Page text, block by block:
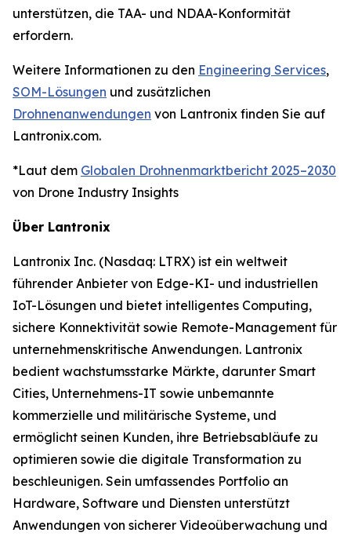
unterstützen, die TAA- und NDAA-Konformität
erfordern.
Weitere Informationen zu den Engineering Services,
SOM-Lösungen und zusätzlichen
Drohnenanwendungen von Lantronix finden Sie auf
Lantronix.com.
*Laut dem Globalen Drohnenmarktbericht 2025–2030
von Drone Industry Insights
Über Lantronix
Lantronix Inc. (Nasdaq: LTRX) ist ein weltweit
führender Anbieter von Edge-KI- und industriellen
IoT-Lösungen und bietet intelligentes Computing,
sichere Konnektivität sowie Remote-Management für
unternehmenskritische Anwendungen. Lantronix
bedient wachstumsstarke Märkte, darunter Smart
Cities, Unternehmens-IT sowie unbemannte
kommerzielle und militärische Systeme, und
ermöglicht seinen Kunden, ihre Betriebsabläufe zu
optimieren sowie die digitale Transformation zu
beschleunigen. Sein umfassendes Portfolio an
Hardware, Software und Diensten unterstützt
Anwendungen von sicherer Videoüberwachung und